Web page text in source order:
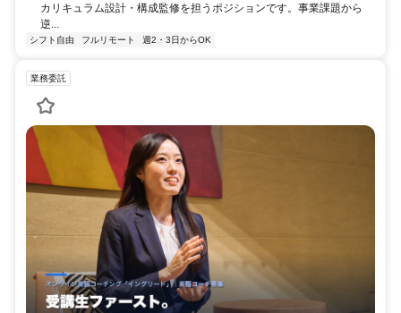
カリキュラム設計・構成監修を担うポジションです。事業課題から
逆...
シフト自由 フルリモート 週2・3日からOK
業務委託